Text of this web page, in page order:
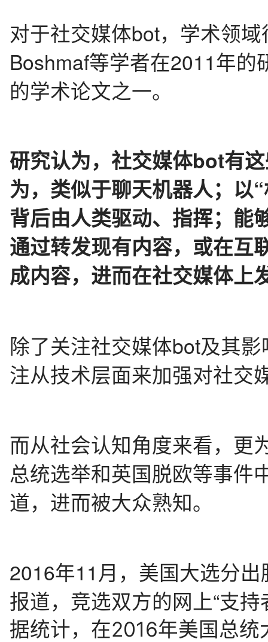
对于社交媒体bot，学术领
Boshmaf等学者在2011年
的学术论文之一。
研究认为，社交媒体bot有
为，类似于聊天机器人；以
背后由人类驱动、指挥；能
通过转发现有内容，或在互
成内容，进而在社交媒体上
除了关注社交媒体bot及其
注从技术层面来加强对社交
而从社会认知角度来看，更
总统选举和英国脱欧等事件
道，进而被大众熟知。
2016年11月，美国大选分
报道，竞选双方的网上“支
据统计，在2016年美国总